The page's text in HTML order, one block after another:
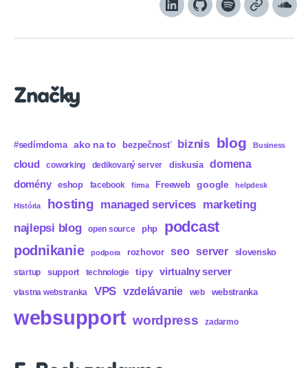
LinkedInGitHubSpotifyApple
Značky
#sedímdoma ako na to bezpečnosť biznis blog Business
cloud coworking dedikovaný server diskusia domena
domény eshop facebook firma Freeweb google helpdesk
História hosting managed services marketing
najlepsi blog open source php podcast
podnikanie podpora rozhovor seo server slovensko
startup support technologie tipy virtualny server
vlastna webstranka VPS vzdelávanie web webstranka
websupport wordpress zadarmo